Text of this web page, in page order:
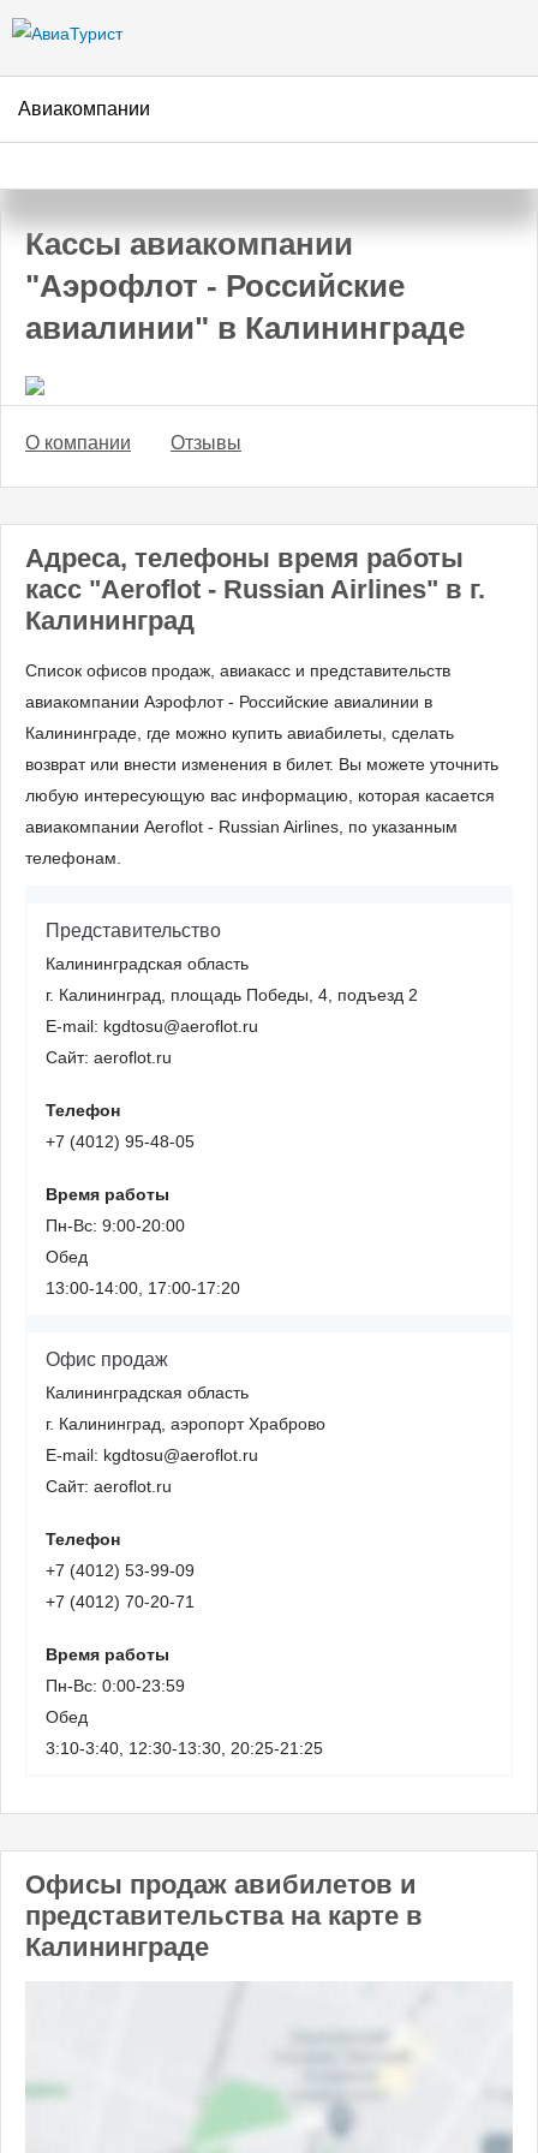
Авиакомпании
Кассы авиакомпании
"Аэрофлот - Российские
авиалинии" в Калининграде
О компании Отзывы
Адреса, телефоны время работы
касс "Aeroflot - Russian Airlines" в г.
Калининград
Список офисов продаж, авиакасс и представительств
авиакомпании Аэрофлот - Российские авиалинии в
Калининграде, где можно купить авиабилеты, сделать
возврат или внести изменения в билет. Вы можете уточнить
любую интересующую вас информацию, которая касается
авиакомпании Aeroflot - Russian Airlines, по указанным
телефонам.
Представительство
Калининградская область
г. Калининград, ​площадь Победы, 4, подъезд 2
E-mail: kgdtosu@aeroflot.ru
Сайт: aeroflot.ru
Телефон
+7 (4012) 95-48-05
Время работы
Пн-Вс: 9:00-20:00
Обед
13:00-14:00, 17:00-17:20
Офис продаж
Калининградская область
г. Калининград, аэропорт Храброво
E-mail: kgdtosu@aeroflot.ru
Сайт: aeroflot.ru
Телефон
+7 (4012) 53-99-09
+7 (4012) 70-20-71
Время работы
Пн-Вс: 0:00-23:59
Обед
3:10-3:40, 12:30-13:30, 20:25-21:25
Офисы продаж авибилетов и
представительства на карте в
Калининграде